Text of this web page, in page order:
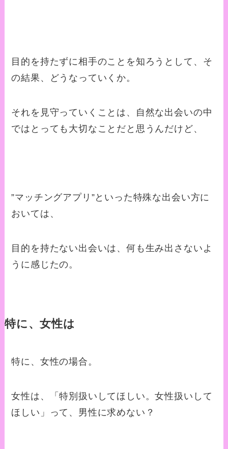
目的を持たずに相手のことを知ろうとして、そ
の結果、どうなっていくか。
それを見守っていくことは、自然な出会いの中
ではとっても大切なことだと思うんだけど、
”マッチングアプリ”といった特殊な出会い方に
おいては、
目的を持たない出会いは、何も生み出さないよ
うに感じたの。
特に、女性は
特に、女性の場合。
女性は、「特別扱いしてほしい。女性扱いして
ほしい」って、男性に求めない？